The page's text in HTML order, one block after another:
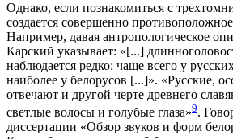
Однако, если познакомиться с
создается совершенно
Например, давая антропологическое
Карский указывает: «[...]
наблюдается редко: чаще всего у
наиболее у белорусов [...]». «Русские,
отвечают и другой черте древнего
светлые волосы и голубые глаза»9.
диссертации «Обзор звуков и форм